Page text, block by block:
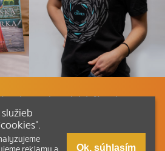
Liturgické čítania
bibliu Katechizmus
reklamu a
Ok, súhlasím